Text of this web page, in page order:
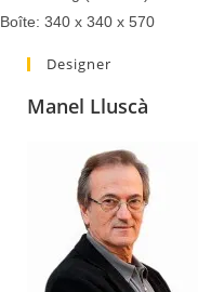
Boîte: 340 x 340 x 570
Designer
Manel Lluscà